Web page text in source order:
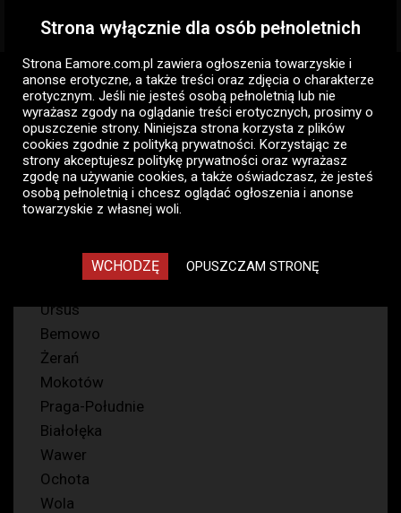
Eamore.com.pl Ogłoszenia panów
Pan szuka pani
Warszawa
Małe piersi
Małe piersi - Warszawa, Pan
szuka pani - ogłoszenia
towarzyskie panów
64
Ursynów
Ursus
Bemowo
Żerań
Mokotów
Praga-Południe
Białołęka
Wawer
Ochota
Wola
Strona wyłącznie dla osób pełnoletnich
Strona Eamore.com.pl zawiera ogłoszenia towarzyskie i
anonse erotyczne, a także treści oraz zdjęcia o charakterze
erotycznym. Jeśli nie jesteś osobą pełnoletnią lub nie
wyrażasz zgody na oglądanie treści erotycznych, prosimy o
opuszczenie strony. Niniejsza strona korzysta z plików
cookies zgodnie z polityką prywatności. Korzystając ze
strony akceptujesz politykę prywatności oraz wyrażasz
zgodę na używanie cookies, a także oświadczasz, że jesteś
osobą pełnoletnią i chcesz oglądać ogłoszenia i anonse
towarzyskie z własnej woli.
WCHODZĘ OPUSZCZAM STRONĘ